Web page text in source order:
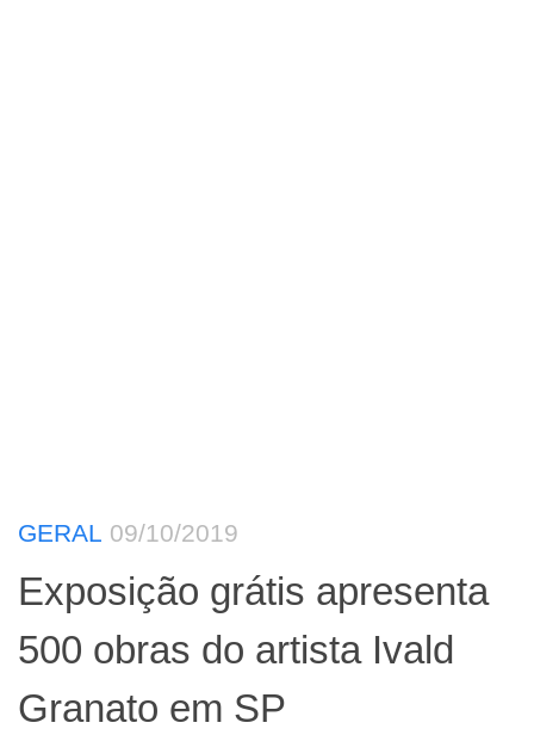
GERAL 09/10/2019
Exposição grátis apresenta
500 obras do artista Ivald
Granato em SP